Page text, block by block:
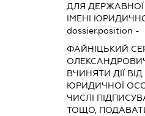
ДЛЯ ДЕРЖАВНОЇ
ІМЕНІ
dossier.position -
ФАЙНІЦЬКИЙ
ВЧИНЯТИ ДІЇ ВІД
ЮРИДИЧНОЇ
ЧИСЛІ
ТОЩО,